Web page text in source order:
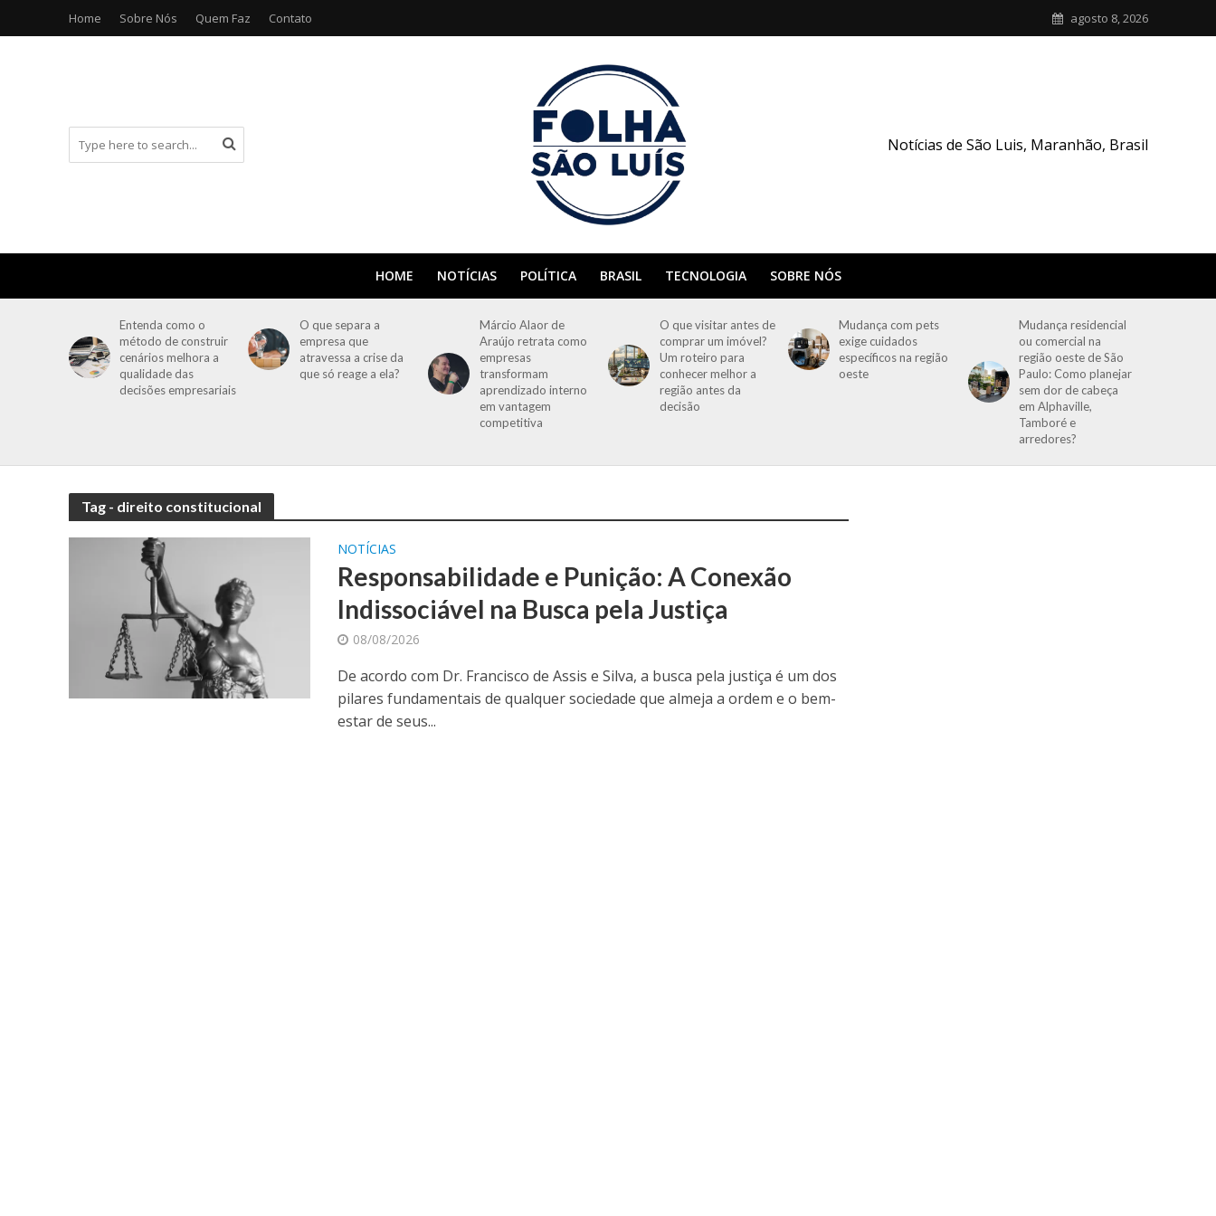
Home Sobre Nós Quem Faz Contato agosto 8, 2026
Notícias de São Luis, Maranhão, Brasil
HOME NOTÍCIAS POLÍTICA BRASIL TECNOLOGIA SOBRE NÓS
Entenda como o
método de construir
cenários melhora a
qualidade das
decisões empresariais
O que separa a
empresa que
atravessa a crise da
que só reage a ela?
Márcio Alaor de
Araújo retrata como
empresas
transformam
aprendizado interno
em vantagem
competitiva
O que visitar antes de
comprar um imóvel?
Um roteiro para
conhecer melhor a
região antes da
decisão
Mudança com pets
exige cuidados
específicos na região
oeste
Mudança residencial
ou comercial na
região oeste de São
Paulo: Como planejar
sem dor de cabeça
em Alphaville,
Tamboré e
arredores?
Tag - direito constitucional
NOTÍCIAS
Responsabilidade e Punição: A Conexão
Indissociável na Busca pela Justiça
08/08/2026
De acordo com Dr. Francisco de Assis e Silva, a busca pela justiça é um dos
pilares fundamentais de qualquer sociedade que almeja a ordem e o bem-
estar de seus...